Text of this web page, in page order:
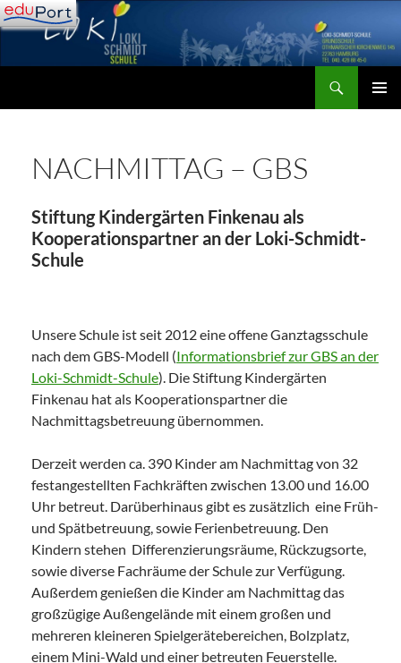
Zum
Inhalt
NACHMITTAG – GBS
Stiftung Kindergärten Finkenau als
Kooperationspartner an der Loki-Schmidt-
Schule
Unsere Schule ist seit 2012 eine offene Ganztagsschule
nach dem GBS-Modell (Informationsbrief zur GBS an der
Loki-Schmidt-Schule). Die Stiftung Kindergärten
Finkenau hat als Kooperationspartner die
Nachmittagsbetreuung übernommen.
Derzeit werden ca. 390 Kinder am Nachmittag von 32
festangestellten Fachkräften zwischen 13.00 und 16.00
Uhr betreut. Darüberhinaus gibt es zusätzlich eine Früh-
und Spätbetreuung, sowie Ferienbetreuung. Den
Kindern stehen Differenzierungsräume, Rückzugsorte,
sowie diverse Fachräume der Schule zur Verfügung.
Außerdem genießen die Kinder am Nachmittag das
großzügige Außengelände mit einem großen und
mehreren kleineren Spielgerätebereichen, Bolzplatz,
einem Mini-Wald und einer betreuten Feuerstelle.